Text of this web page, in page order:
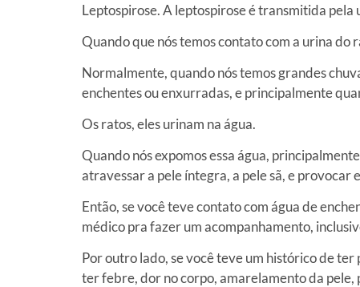
Leptospirose. A leptospirose é transmitida pela
Quando que nós temos contato com a urina do
Normalmente, quando nós temos grandes
enchentes ou enxurradas, e principalmente
Os ratos, eles urinam na água.
Quando nós expomos essa água,
atravessar a pele íntegra, a pele sã, e provocar
Então, se você teve contato com água de
médico pra fazer um acompanhamento,
Por outro lado, se você teve um histórico de
ter febre, dor no corpo, amarelamento da